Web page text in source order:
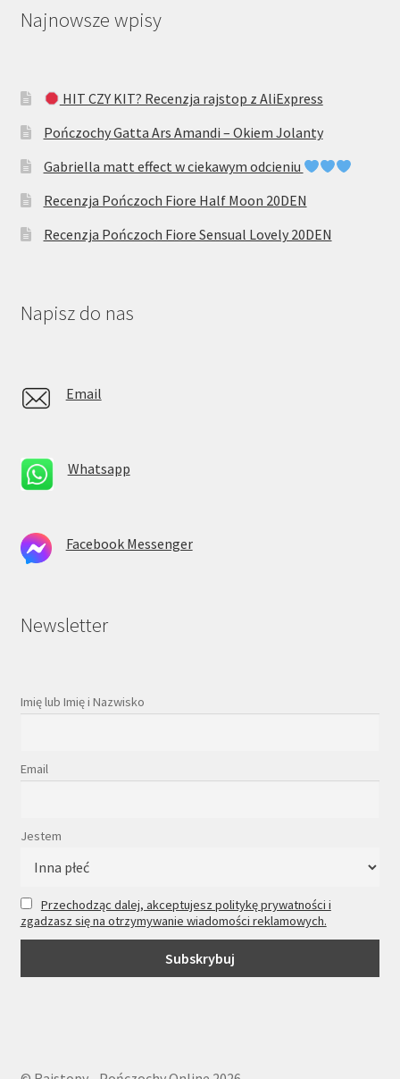
Najnowsze wpisy
HIT CZY KIT? Recenzja rajstop z AliExpress
Pończochy Gatta Ars Amandi – Okiem Jolanty
Gabriella matt effect w ciekawym odcieniu
Recenzja Pończoch Fiore Half Moon 20DEN
Recenzja Pończoch Fiore Sensual Lovely 20DEN
Napisz do nas
Email
Whatsapp
Facebook Messenger
Newsletter
Imię lub Imię i Nazwisko
Email
Jestem
Przechodząc dalej, akceptujesz politykę prywatności i
zgadzasz się na otrzymywanie wiadomości reklamowych.